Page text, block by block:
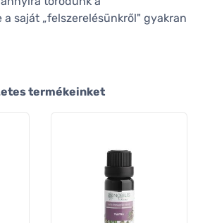
saját „felszerelésünkről" gyakran
termékeinket